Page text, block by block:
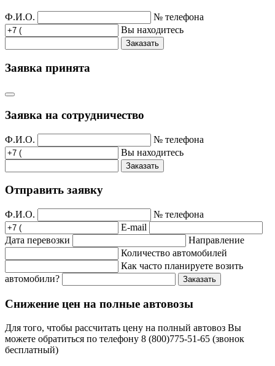
Ф.И.О.
№ телефона
Вы находитесь
Заказать
Заявка принята
Заявка на сотрудничество
Ф.И.О.
№ телефона
Вы находитесь
Заказать
Отправить заявку
Ф.И.О.
№ телефона
E-mail
Дата перевозки
Направление
Количество автомобилей
Как часто планируете возить
автомобили?
Заказать
Снижение цен на полные автовозы
Для того, чтобы рассчитать цену на полный автовоз Вы
можете обратиться по телефону 8 (800)775-51-65 (звонок
бесплатный)